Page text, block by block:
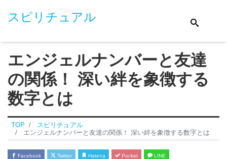
スピリチュアル
エンジェルナンバーと友達
の関係！ 深い絆を象徴する
数字とは
TOP
スピリチュアル
エンジェルナンバーと友達の関係！ 深い絆を象徴する数字とは
Facebook Twitter Hatena Pocket LINE